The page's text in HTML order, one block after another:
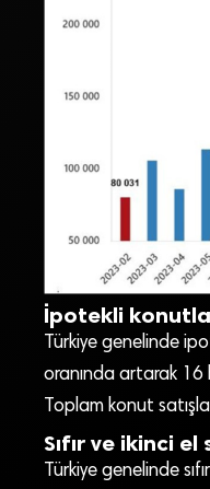
İpotekli
Türkiye genelinde
oranında artarak 16
Toplam konut
Sıfır ve ikinci el
Türkiye genelinde